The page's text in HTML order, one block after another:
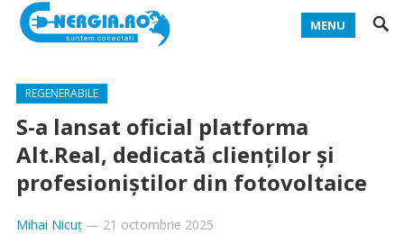
MENU
REGENERABILE
S-a lansat oficial platforma
Alt.Real, dedicată clienților și
profesioniștilor din fotovoltaice
Mihai Nicuț— 21 octombrie 2025